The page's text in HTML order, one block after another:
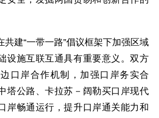
共建“一带一路”倡议框架下加强区域
设施互联互通具有重要意义。双方
口岸合作机制，加强口岸务实合
塔公路、卡拉苏－阔勒买口岸现代
岸畅通运行，提升口岸通关能力和